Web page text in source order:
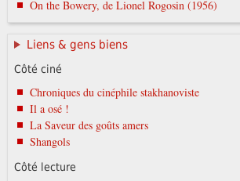
On the Bowery, de Lionel Rogosin (1956)
Liens & gens biens
Côté ciné
Chroniques du cinéphile stakhanoviste
Il a osé !
La Saveur des goûts amers
Shangols
Côté lecture